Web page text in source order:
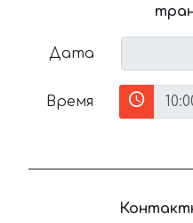
Дата
Время